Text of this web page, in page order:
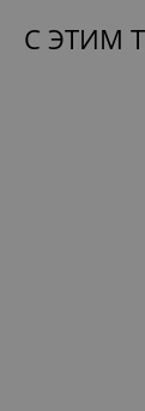
С ЭТИМ